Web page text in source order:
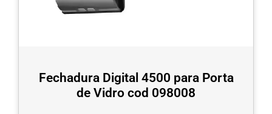
Fechadura Digital 4500 para Porta
de Vidro cod 098008